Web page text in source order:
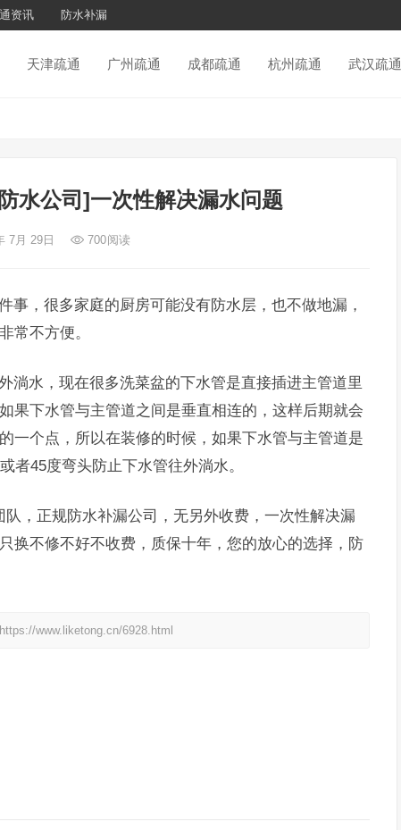
资讯 防水补漏
天津疏通 广州疏通 成都疏通 杭州疏通 武汉疏通
水公司]一次性解决漏水问题
7月 29日 700阅读
，很多家庭的厨房可能没有防水层，也不做地漏，
常不方便。
水，现在很多洗菜盆的下水管是直接插进主管道里
果下水管与主管道之间是垂直相连的，这样后期就会
一个点，所以在装修的时候，如果下水管与主管道是
者45度弯头防止下水管往外淌水。
正规防水补漏公司，无另外收费，一次性解决漏
换不修不好不收费，质保十年，您的放心的选择，防
www.liketong.cn/6928.html